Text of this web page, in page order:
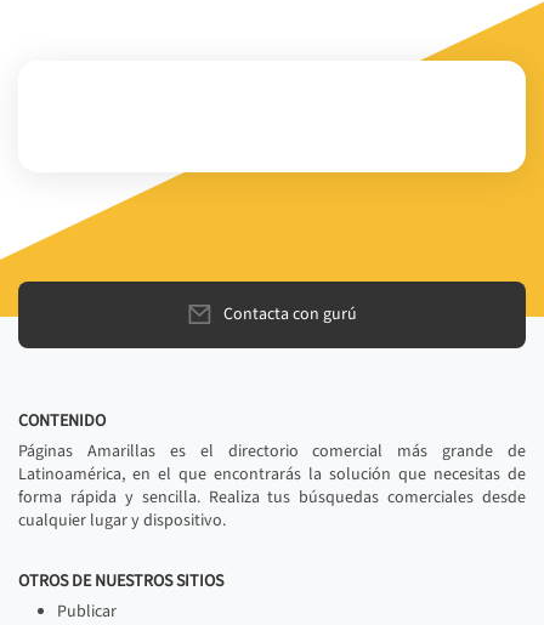
Contacta con gurú
CONTENIDO
Páginas Amarillas es el directorio comercial más grande de
Latinoamérica, en el que encontrarás la solución que necesitas de
forma rápida y sencilla. Realiza tus búsquedas comerciales desde
cualquier lugar y dispositivo.
OTROS DE NUESTROS SITIOS
Publicar